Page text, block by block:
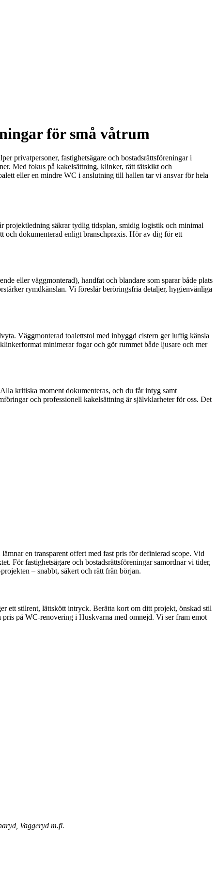
för små våtrum
privatpersoner, fastighetsägare och bostadsrättsföreningar i
Med fokus på kakelsättning, klinker, rätt tätskikt och
eller en mindre WC i anslutning till hallen tar vi ansvar för hela
projektledning säkrar tydlig tidsplan, smidig logistik och minimal
dokumenterad enligt branschpraxis. Hör av dig för ett
eller väggmonterad), handfat och blandare som sparar både plats
rymdkänslan. Vi föreslår beröringsfria detaljer, hygienvänliga
Väggmonterad toalettstol med inbyggd cistern ger luftig känsla
minimerar fogar och gör rummet både ljusare och mer
kritiska moment dokumenteras, och du får intyg samt
och professionell kakelsättning är självklarheter för oss. Det
en transparent offert med fast pris för definierad scope. Vid
För fastighetsägare och bostadsrättsföreningar samordnar vi tider,
– snabbt, säkert och rätt från början.
ett stilrent, lättskött intryck. Berätta kort om ditt projekt, önskad stil
på WC-renovering i Huskvarna med omnejd. Vi ser fram emot
Vaggeryd m.fl.